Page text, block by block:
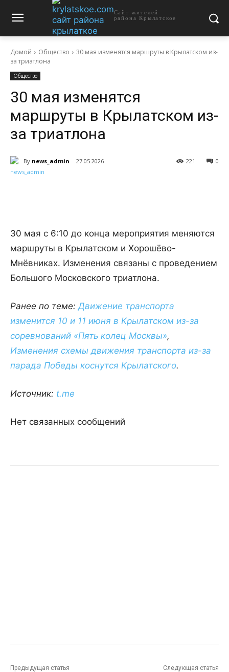
Сайт жителей
района Крылатское
Домой Общество
30 мая изменятся маршруты в Крылатском из-
за триатлона
Общество
30 мая изменятся
маршруты в Крылатском из-
за триатлона
By news_admin 27.05.2026 0
221
30 мая с 6:10 до конца мероприятия меняются
маршруты в Крылатском и Хорошёво-
Мнёвниках. Изменения связаны с проведением
Большого Московского триатлона.
Ранее по теме:Движение транспорта
изменится 10 и 11 июня в Крылатском из-за
соревнований «Пять колец Москвы»,
Изменения схемы движения транспорта из-за
парада Победы коснутся Крылатского.
Источник: t.me
Нет связанных сообщений
Предыдущая статья Следующая статья